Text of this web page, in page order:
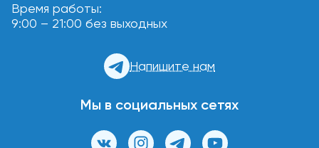
Время работы:
9:00 – 21:00 без выходных
Напишите нам
Мы в социальных сетях